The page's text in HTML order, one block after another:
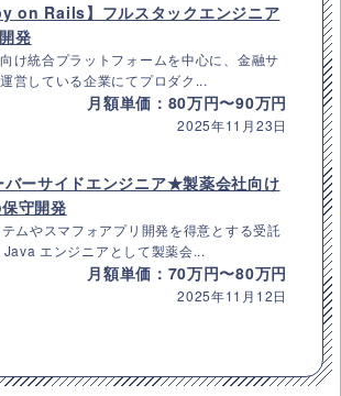
on Rails】フルスタックエンジニア
発
け統合プラットフォームを中心に、金融サ
営している企業にてプロダク...
月額単価：80万円〜90万円
2025年11月23日
バーサイドエンジニア★製薬会社向け
守開発
ムやスマフォアプリ開発を得意とする受託
エンジニアとして製薬会...
月額単価：70万円〜80万円
2025年11月12日